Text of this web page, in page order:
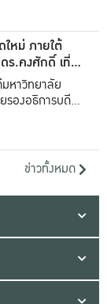
หม่ ภายใต้
.คงศักดิ์ เที่ยง
หาวิทยาลัย
องอธิการบดีทั้ง
ข่าวทั้งหมด